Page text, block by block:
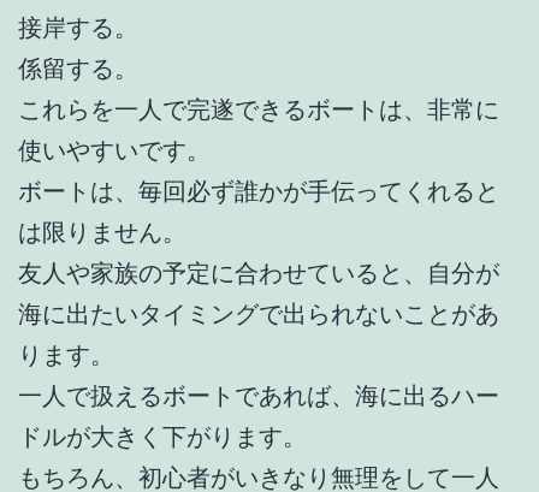
接岸する。
係留する。
これらを一人で完遂できるボートは、非常に
使いやすいです。
ボートは、毎回必ず誰かが手伝ってくれると
は限りません。
友人や家族の予定に合わせていると、自分が
海に出たいタイミングで出られないことがあ
ります。
一人で扱えるボートであれば、海に出るハー
ドルが大きく下がります。
もちろん、初心者がいきなり無理をして一人